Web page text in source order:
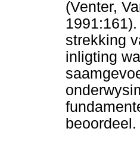
(Venter,
strekking
inligting
beoordeel.